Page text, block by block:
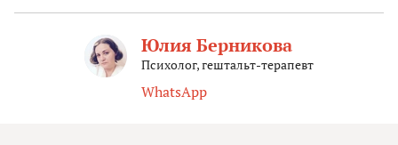
Юлия Берникова
Психолог, гештальт-терапевт
WhatsApp